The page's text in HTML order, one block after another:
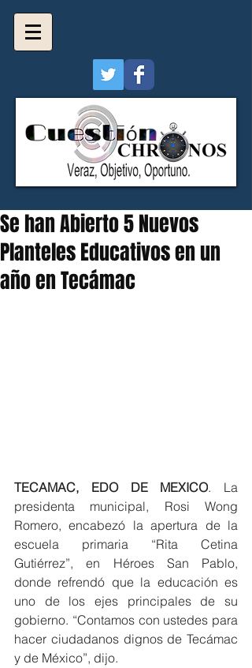
Se han Abierto 5 Nuevos
Planteles Educativos en un
año en Tecámac
TECAMAC, EDO DE MEXICO. La
presidenta municipal, Rosi Wong
Romero, encabezó la apertura de la
escuela primaria “Rita Cetina
Gutiérrez”, en Héroes San Pablo,
donde refrendó que la educación es
uno de los ejes principales de su
gobierno. “Contamos con ustedes para
hacer ciudadanos dignos de Tecámac
y de México”, dijo.